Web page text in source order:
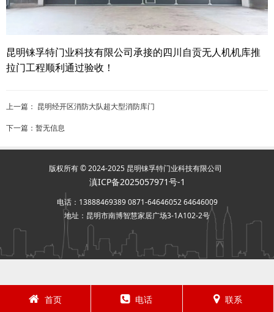
昆明铼孚特门业科技有限公司承接的四川自贡无人机机库推
拉门工程顺利通过验收！
上一篇： 昆明经开区消防大队超大型消防库门
下一篇：暂无信息
版权所有 © 2024-2025 昆明铼孚特门业科技有限公司
滇ICP备2025057971号-1
电话：13888469389 0871-64646052 64646009
地址：昆明市南博智慧家居广场3-1A102-2号
首页 电话 联系